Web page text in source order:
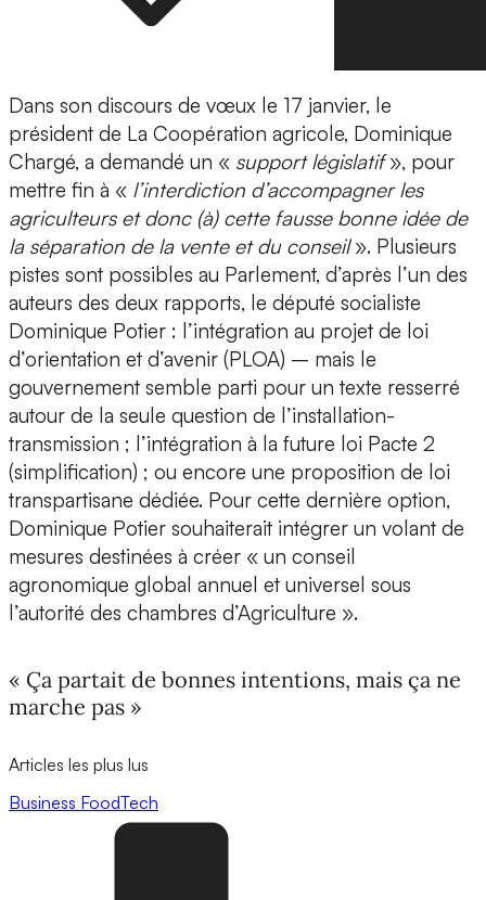
Dans son discours de vœux le 17 janvier, le
président de La Coopération agricole, Dominique
Chargé, a demandé un « support législatif», pour
mettre fin à « l’interdiction d’accompagner les
agriculteurs et donc (à) cette fausse bonne idée de
la séparation de la vente et du conseil». Plusieurs
pistes sont possibles au Parlement, d’après l’un des
auteurs des deux rapports, le député socialiste
Dominique Potier : l’intégration au projet de loi
d’orientation et d’avenir (PLOA) – mais le
gouvernement semble parti pour un texte resserré
autour de la seule question de l’installation-
transmission ; l’intégration à la future loi Pacte 2
(simplification) ; ou encore une proposition de loi
transpartisane dédiée. Pour cette dernière option,
Dominique Potier souhaiterait intégrer un volant de
mesures destinées à créer « un conseil
agronomique global annuel et universel sous
l’autorité des chambres d’Agriculture ».
« Ça partait de bonnes intentions, mais ça ne
marche pas »
Articles les plus lus
Business FoodTech